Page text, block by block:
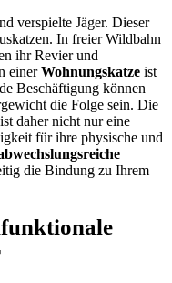
verspielte Jäger. Dieser
In freier Wildbahn
ihr Revier und
einerWohnungskatze ist
Beschäftigung können
die Folge sein. Die
ist daher nicht nur eine
für ihre physische und
die Bindung zu Ihrem